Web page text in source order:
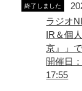
終了しました
ラジオ
IR＆個
京』」
開催日
17:55